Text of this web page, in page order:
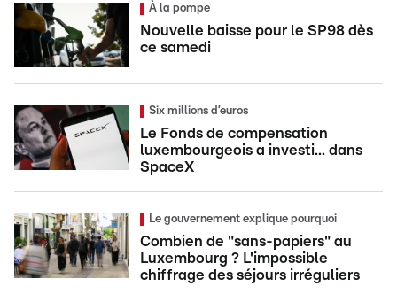
À la pompe
Nouvelle baisse pour le SP98 dès
ce samedi
Six millions d’euros
Le Fonds de compensation
luxembourgeois a investi... dans
SpaceX
Le gouvernement explique pourquoi
Combien de "sans-papiers" au
Luxembourg ? L'impossible
chiffrage des séjours irréguliers